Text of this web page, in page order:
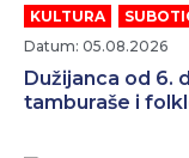
KULTURA
Datum: 05.08.2026
Dužijanca od 6.
tamburaše i